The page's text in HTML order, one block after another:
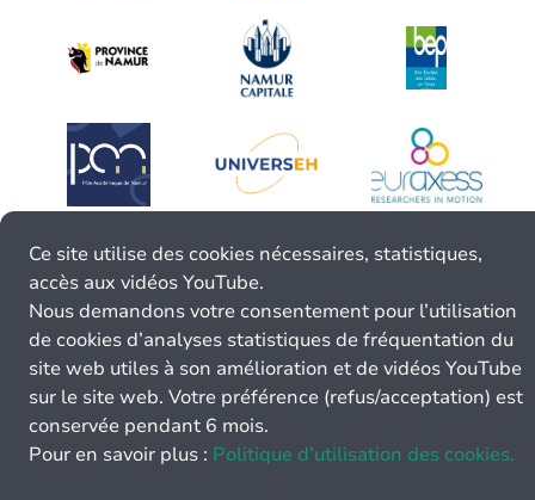
Ce site utilise des cookies nécessaires, statistiques,
accès aux vidéos YouTube.
Nous demandons votre consentement pour l’utilisation
de cookies d’analyses statistiques de fréquentation du
site web utiles à son amélioration et de vidéos YouTube
sur le site web. Votre préférence (refus/acceptation) est
conservée pendant 6 mois.
Pour en savoir plus : Politique d’utilisation des cookies.